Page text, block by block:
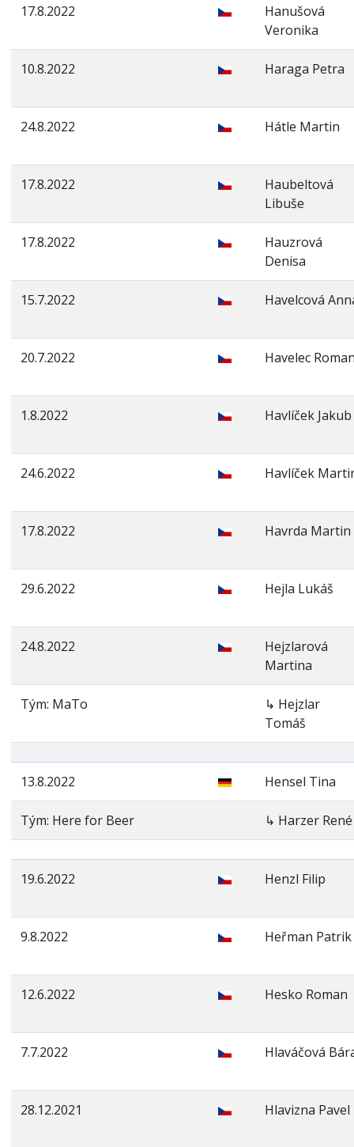
17.8.2022
Hanušová
Veronika
10.8.2022 Haraga Petra
24.8.2022 Hátle Martin
17.8.2022
Haubeltová
Libuše
17.8.2022
Hauzrová
Denisa
15.7.2022 Havelcová
20.7.2022 Havelec
1.8.2022 Havlíček Jakub
24.6.2022 Havlíček
17.8.2022 Havrda Martin
29.6.2022 Hejla Lukáš
24.8.2022
Hejzlarová
Martina
Tým: MaTo
↳ Hejzlar
Tomáš
13.8.2022 Hensel Tina
Tým: Here for Beer ↳ Harzer René
19.6.2022 Henzl Filip
9.8.2022 Heřman Patrik
12.6.2022 Hesko Roman
7.7.2022 Hlaváčová
28.12.2021 Hlavizna Pavel